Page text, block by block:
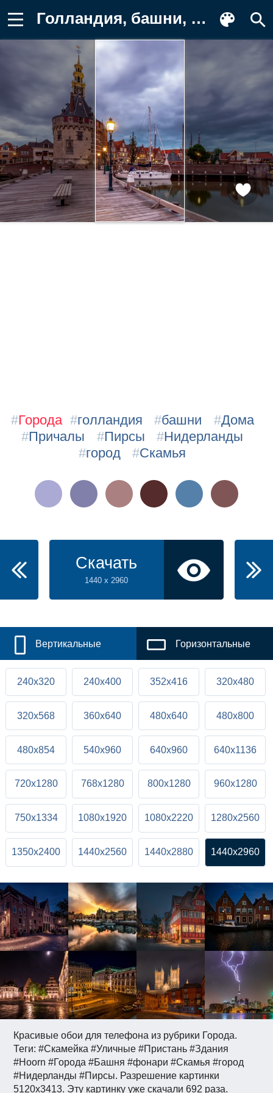
Голландия, башни, Дома, Причалы, Пирсы Фон для телефона
Красивые обои для телефона из рубрики Города.
Теги: #Скамейка #Уличные #Пристань #Здания
#Hoorn #Города #Башня #фонари #Скамья #город
#Нидерланды #Пирсы. Разрешение картинки
5120x3413. Эту картинку уже скачали 692 раза.
#Города #голландия #башни #Дома
#Причалы #Пирсы #Нидерланды
#город #Скамья
Скачать
1440 x 2960
Вертикальные Горизонтальные
240x320 240x400 352x416 320x480
320x568 360x640 480x640 480x800
480x854 540x960 640x960 640x1136
720x1280 768x1280 800x1280 960x1280
750x1334 1080x1920 1080x2220 1280x2560
1350x2400 1440x2560 1440x2880 1440x2960